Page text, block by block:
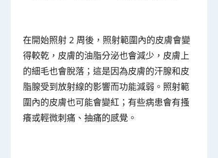
在開始照射 2 周後，照射範圍內的皮膚會變
得較乾，皮膚的油脂分泌也會減少，皮膚上
的細毛也會脫落；這是因為皮膚的汗腺和皮
脂腺受到放射線的影響而功能減弱。照射範
圍內的皮膚也可能會變紅；有些病患會有搔
癢或輕微刺痛、抽痛的感覺。